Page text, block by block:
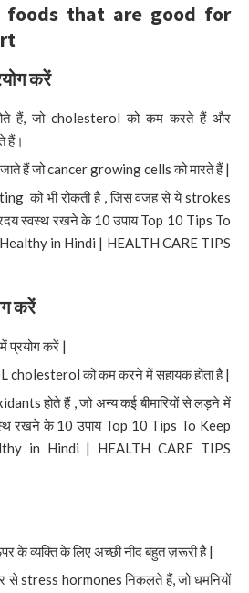
foods that are good for
करें
हैं, जो cholesterol को कम करते हैं और
हैं।
हैं जो cancer growing cells को मारते हैं |
को भी रोकती है , जिस वजह से ये strokes
स्वस्थ रखने के 10 उपाय Top 10 Tips To
in Hindi | HEALTH CARE TIPS
करें
प्रयोग करें |
cholesterol को कम करने में सहायक होता है |
होते हैं , जो अन्य कई बीमारियों से लड़ने में
रखने के 10 उपाय Top 10 Tips To Keep
in Hindi | HEALTH CARE TIPS
के व्यक्ति के लिए अच्छी नीद बहुत ज़रूरी है |
से stress hormones निकलते हैं, जो धमनियों